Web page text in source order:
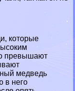
которые
превышают
медведь
в него